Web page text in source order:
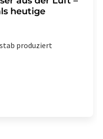
heutige
produziert